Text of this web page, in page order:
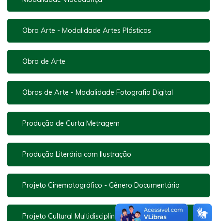
Obra Arte - Modalidade Artes Plásticas
Obra de Arte
Obras de Arte - Modalidade Fotografia Digital
Produção de Curta Metragem
Produção Literária com Ilustração
Projeto Cinematográfico - Gênero Documentário
Projeto Cultural Multidisciplinar